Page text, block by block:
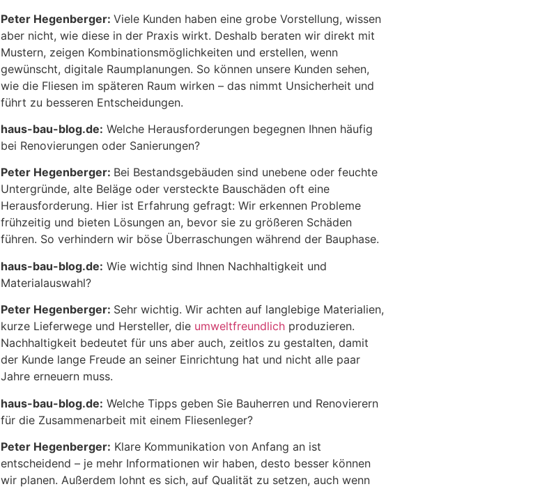
Peter Hegenberger: Viele Kunden haben eine grobe Vorstellung, wissen
aber nicht, wie diese in der Praxis wirkt. Deshalb beraten wir direkt mit
Mustern, zeigen Kombinationsmöglichkeiten und erstellen, wenn
gewünscht, digitale Raumplanungen. So können unsere Kunden sehen,
wie die Fliesen im späteren Raum wirken – das nimmt Unsicherheit und
führt zu besseren Entscheidungen.
haus-bau-blog.de: Welche Herausforderungen begegnen Ihnen häufig
bei Renovierungen oder Sanierungen?
Peter Hegenberger: Bei Bestandsgebäuden sind unebene oder feuchte
Untergründe, alte Beläge oder versteckte Bauschäden oft eine
Herausforderung. Hier ist Erfahrung gefragt: Wir erkennen Probleme
frühzeitig und bieten Lösungen an, bevor sie zu größeren Schäden
führen. So verhindern wir böse Überraschungen während der Bauphase.
haus-bau-blog.de: Wie wichtig sind Ihnen Nachhaltigkeit und
Materialauswahl?
Peter Hegenberger: Sehr wichtig. Wir achten auf langlebige Materialien,
kurze Lieferwege und Hersteller, die umweltfreundlich produzieren.
Nachhaltigkeit bedeutet für uns aber auch, zeitlos zu gestalten, damit
der Kunde lange Freude an seiner Einrichtung hat und nicht alle paar
Jahre erneuern muss.
haus-bau-blog.de: Welche Tipps geben Sie Bauherren und Renovierern
für die Zusammenarbeit mit einem Fliesenleger?
Peter Hegenberger: Klare Kommunikation von Anfang an ist
entscheidend – je mehr Informationen wir haben, desto besser können
wir planen. Außerdem lohnt es sich, auf Qualität zu setzen, auch wenn